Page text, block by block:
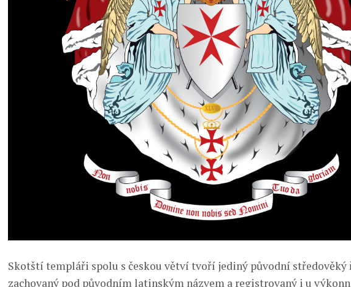
Skotští templáři spolu s českou větví tvoří jediný původní středověký
zachovaný pod původním latinským názvem a registrovaný i u